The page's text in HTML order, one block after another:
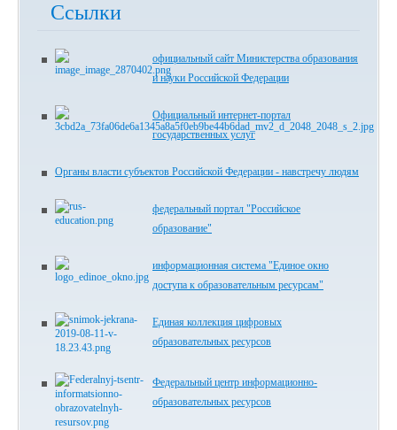
Ссылки
официальный сайт Министерства образования
и науки Российской Федерации
Официальный интернет-портал
государственных услуг
Органы власти субъектов Российской Федерации - навстречу людям
федеральный портал "Российское
образование"
информационная система "Единое окно
доступа к образовательным ресурсам"
Единая коллекция цифровых
образовательных ресурсов
Федеральный центр информационно-
образовательных ресурсов